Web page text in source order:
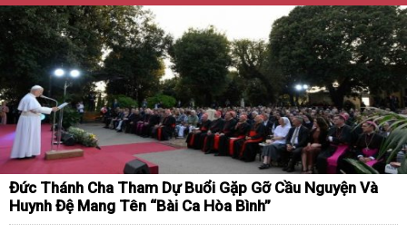
Đức Thánh Cha Tham Dự Buổi Gặp Gỡ Cầu Nguyện Và
Huynh Đệ Mang Tên “Bài Ca Hòa Bình”